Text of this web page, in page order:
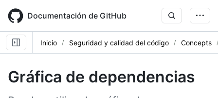
main
content
Documentación de GitHub
Inicio Seguridad y calidad del código Concepts
Gráfica de dependencias